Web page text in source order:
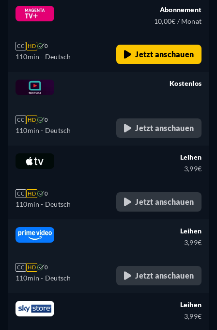
CC HD 0
110min - Deutsch
Abonnement
10,00€ / Monat
Jetzt anschauen
CC HD 0
110min - Deutsch
Kostenlos
Jetzt anschauen
CC HD 0
110min - Deutsch
Leihen
3,99€
Jetzt anschauen
CC HD 0
110min - Deutsch
Leihen
3,99€
Jetzt anschauen
Leihen
3,99€